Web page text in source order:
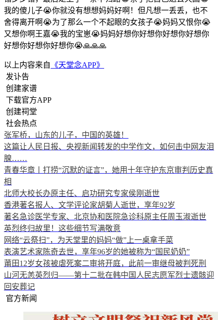
我的傻儿子😭你就没有想想妈妈好啊！但凡想一丢丢，也不
舍得离开啊😭为了那么一个不起眼的女孩子😭妈妈又恨你😭
又想你啊王嘉😭我的宝崽😭妈妈好想你好想你好想你好想你
好想你好想你好想你😭🙏🙏🙏
以上内容来自 《天堂念APP》
发讣告
创建家谱
下载官方APP
创建祠堂
社会热点
张军桥，山东的儿子，中国的英雄！
这篇让人民日报、央视新闻转发的中学作文，如何击中网友泪
腺……
青春华章丨打捞“沉默的证言”，她用十年守护东京审判历史真
相
北师大校长办原主任、启功研究专家侯刚逝世
香港著名报人、文学评论家胡菊人逝世，享年92岁
著名急诊医学专家、北京协和医院急诊科原主任周玉淑逝世
英烈终归故里！这些细节写满敬意
网络“云祭扫”，为天堂里的妈妈“做”上一桌拿手菜
表演艺术家陈奇去世，享年96岁的她被称为“国民奶奶”
莆田12岁女孩被虐死案二审将开庭，此前一审继母被判死刑
山河无恙英烈归——第十二批在韩中国人民志愿军烈士遗骸迎
回安葬记
官方新闻